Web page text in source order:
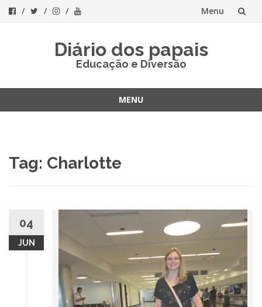
Menu
Diário dos papais
Educação e Diversão
MENU
Tag: Charlotte
04
JUN